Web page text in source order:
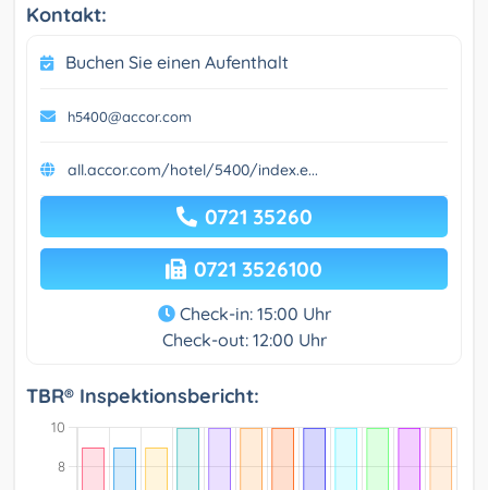
Kontakt:
Buchen Sie einen Aufenthalt
h5400@accor.com
all.accor.com/hotel/5400/index.e...
0721 35260
0721 3526100
Check-in: 15:00 Uhr
Check-out: 12:00 Uhr
TBR® Inspektionsbericht: